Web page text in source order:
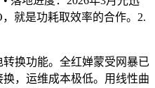
就是功耗取效率的合作。2.
换功能。全红婵蒙受网暴已
，运维成本极低。用线性曲